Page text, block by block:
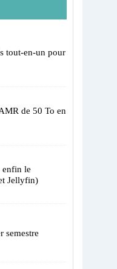
tout-en-un pour
de 50 To en
enfin le
Jellyfin)
semestre